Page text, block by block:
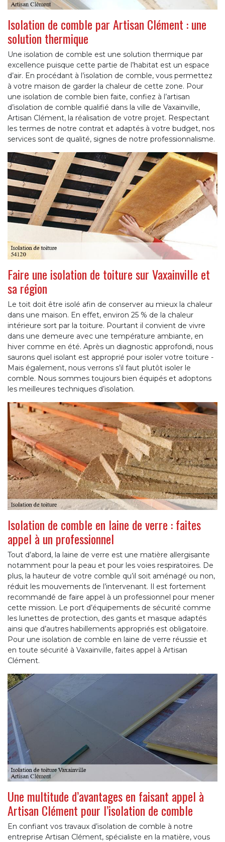
Isolation de comble par Artisan Clément : une
solution thermique
Une isolation de comble est une solution thermique par
excellence puisque cette partie de l’habitat est un espace
d’air. En procédant à l’isolation de comble, vous permettez
à votre maison de garder la chaleur de cette zone. Pour
une isolation de comble bien faite, confiez à l’artisan
d’isolation de comble qualifié dans la ville de Vaxainville,
Artisan Clément, la réalisation de votre projet. Respectant
les termes de notre contrat et adaptés à votre budget, nos
services sont de qualité, signes de notre professionnalisme.
Faire une isolation de toiture sur Vaxainville et
sa région
Le toit doit être isolé afin de conserver au mieux la chaleur
dans une maison. En effet, environ 25 % de la chaleur
intérieure sort par la toiture. Pourtant il convient de vivre
dans une demeure avec une température ambiante, en
hiver comme en été. Après un diagnostic approfondi, nous
saurons quel isolant est approprié pour isoler votre toiture -
Mais également, nous verrons s’il faut plutôt isoler le
comble. Nous sommes toujours bien équipés et adoptons
les meilleures techniques d’isolation.
Isolation de comble en laine de verre : faites
appel à un professionnel
Tout d’abord, la laine de verre est une matière allergisante
notamment pour la peau et pour les voies respiratoires. De
plus, la hauteur de votre comble qu’il soit aménagé ou non,
réduit les mouvements de l’intervenant. Il est fortement
recommandé de faire appel à un professionnel pour mener
cette mission. Le port d’équipements de sécurité comme
les lunettes de protection, des gants et masque adaptés
ainsi que d’autres habillements appropriés est obligatoire.
Pour une isolation de comble en laine de verre réussie et
en toute sécurité à Vaxainville, faites appel à Artisan
Clément.
Une multitude d’avantages en faisant appel à
Artisan Clément pour l’isolation de comble
En confiant vos travaux d’isolation de comble à notre
entreprise Artisan Clément, spécialiste en la matière, vous